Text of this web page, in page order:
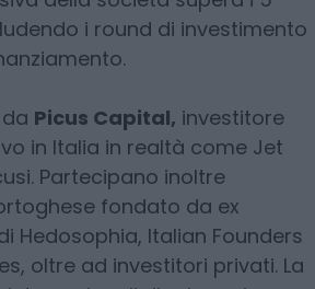
i round di investimento
Picus Capital, investitore
in Italia in realtà come Jet
Partecipano inoltre
fondato da ex
Hedosophia, Italian Founders
oltre ad investitori privati. La